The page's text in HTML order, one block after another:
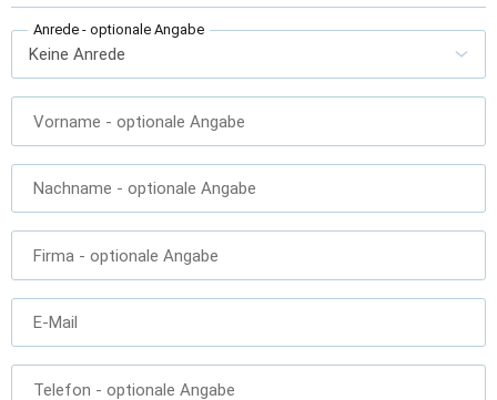
Anrede - optionale Angabe
Vorname - optionale Angabe
Nachname - optionale Angabe
Firma - optionale Angabe
E-Mail
Telefon - optionale Angabe